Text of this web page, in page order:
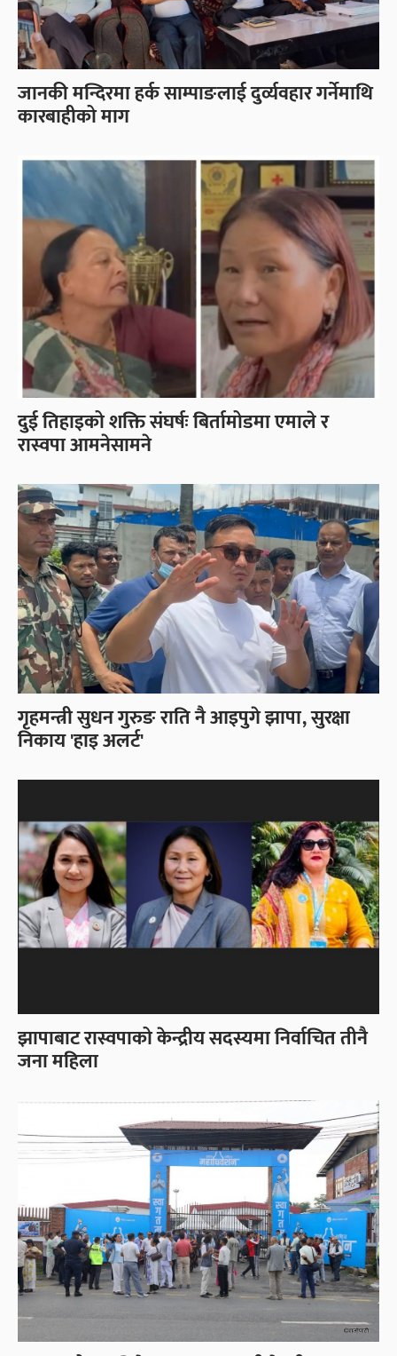
जानकी मन्दिरमा हर्क साम्पाङलाई दुर्व्यवहार गर्नेमाथि
कारबाहीको माग
दुई तिहाइको शक्ति संघर्षः बिर्तामोडमा एमाले र
रास्वपा आमनेसामने
गृहमन्त्री सुधन गुरुङ राति नै आइपुगे झापा, सुरक्षा
निकाय 'हाइ अलर्ट'
झापाबाट रास्वपाको केन्द्रीय सदस्यमा निर्वाचित तीनै
जना महिला